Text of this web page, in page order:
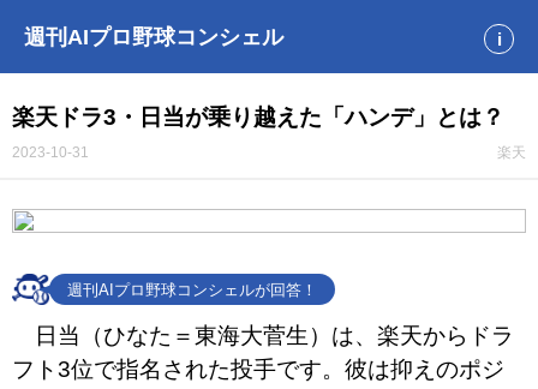
週刊AIプロ野球コンシェル i
楽天ドラ3・日当が乗り越えた「ハンデ」とは？
2023-10-31 楽天
週刊AIプロ野球コンシェルが回答！
日当（ひなた＝東海大菅生）は、楽天からドラ
フト3位で指名された投手です。彼は抑えのポジ